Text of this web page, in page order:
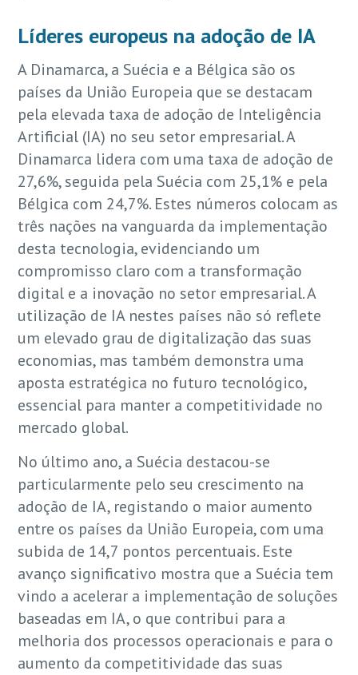
Líderes europeus na adoção de IA
A Dinamarca, a Suécia e a Bélgica são os
países da União Europeia que se destacam
pela elevada taxa de adoção de Inteligência
Artificial (IA) no seu setor empresarial. A
Dinamarca lidera com uma taxa de adoção de
27,6%, seguida pela Suécia com 25,1% e pela
Bélgica com 24,7%. Estes números colocam as
três nações na vanguarda da implementação
desta tecnologia, evidenciando um
compromisso claro com a transformação
digital e a inovação no setor empresarial. A
utilização de IA nestes países não só reflete
um elevado grau de digitalização das suas
economias, mas também demonstra uma
aposta estratégica no futuro tecnológico,
essencial para manter a competitividade no
mercado global.
No último ano, a Suécia destacou-se
particularmente pelo seu crescimento na
adoção de IA, registando o maior aumento
entre os países da União Europeia, com uma
subida de 14,7 pontos percentuais. Este
avanço significativo mostra que a Suécia tem
vindo a acelerar a implementação de soluções
baseadas em IA, o que contribui para a
melhoria dos processos operacionais e para o
aumento da competitividade das suas